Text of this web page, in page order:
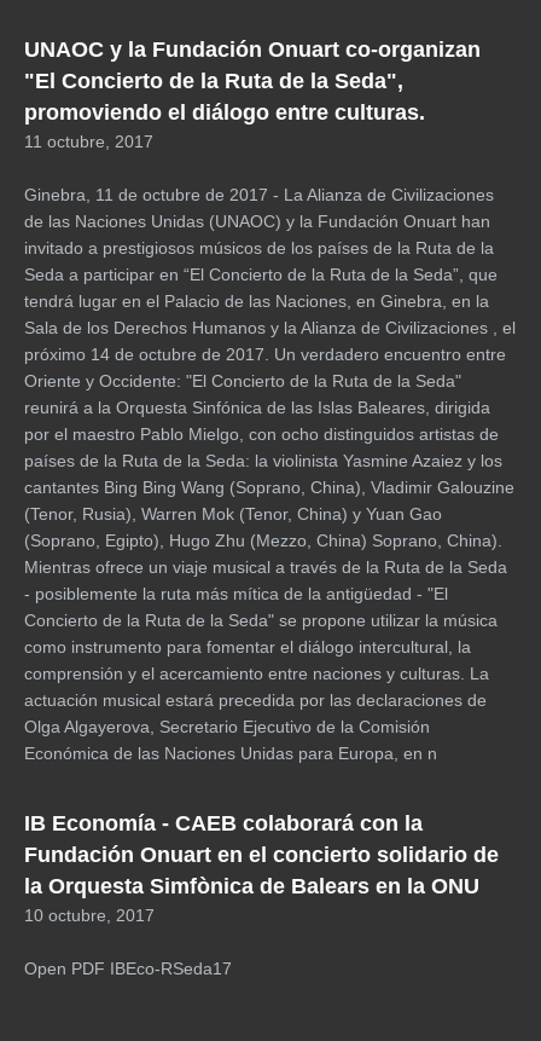
UNAOC y la Fundación Onuart co-organizan
"El Concierto de la Ruta de la Seda",
promoviendo el diálogo entre culturas.
11 octubre, 2017
Ginebra, 11 de octubre de 2017 - La Alianza de Civilizaciones
de las Naciones Unidas (UNAOC) y la Fundación Onuart han
invitado a prestigiosos músicos de los países de la Ruta de la
Seda a participar en “El Concierto de la Ruta de la Seda”, que
tendrá lugar en el Palacio de las Naciones, en Ginebra, en la
Sala de los Derechos Humanos y la Alianza de Civilizaciones , el
próximo 14 de octubre de 2017. Un verdadero encuentro entre
Oriente y Occidente: "El Concierto de la Ruta de la Seda"
reunirá a la Orquesta Sinfónica de las Islas Baleares, dirigida
por el maestro Pablo Mielgo, con ocho distinguidos artistas de
países de la Ruta de la Seda: la violinista Yasmine Azaiez y los
cantantes Bing Bing Wang (Soprano, China), Vladimir Galouzine
(Tenor, Rusia), Warren Mok (Tenor, China) y Yuan Gao
(Soprano, Egipto), Hugo Zhu (Mezzo, China) Soprano, China).
Mientras ofrece un viaje musical a través de la Ruta de la Seda
- posiblemente la ruta más mítica de la antigüedad - "El
Concierto de la Ruta de la Seda" se propone utilizar la música
como instrumento para fomentar el diálogo intercultural, la
comprensión y el acercamiento entre naciones y culturas. La
actuación musical estará precedida por las declaraciones de
Olga Algayerova, Secretario Ejecutivo de la Comisión
Económica de las Naciones Unidas para Europa, en n
IB Economía - CAEB colaborará con la
Fundación Onuart en el concierto solidario de
la Orquesta Simfònica de Balears en la ONU
10 octubre, 2017
Open PDF IBEco-RSeda17